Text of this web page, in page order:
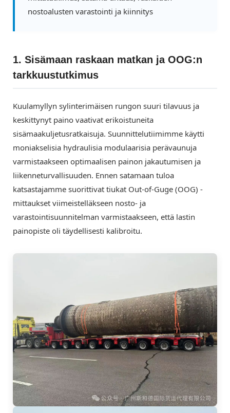
nostoalusten varastointi ja kiinnitys
1. Sisämaan raskaan matkan ja OOG:n
tarkkuustutkimus
Kuulamyllyn sylinterimäisen rungon suuri tilavuus ja
keskittynyt paino vaativat erikoistuneita
sisämaakuljetusratkaisuja. Suunnittelutiimimme käytti
moniakselisia hydraulisia modulaarisia perävaunuja
varmistaakseen optimaalisen painon jakautumisen ja
liikenneturvallisuuden. Ennen satamaan tuloa
katsastajamme suorittivat tiukat Out-of-Guge (OOG) -
mittaukset viimeistelläkseen nosto- ja
varastointisuunnitelman varmistaakseen, että lastin
painopiste oli täydellisesti kalibroitu.